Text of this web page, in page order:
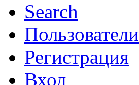
Search
Пользователи
Регистрация
Вход